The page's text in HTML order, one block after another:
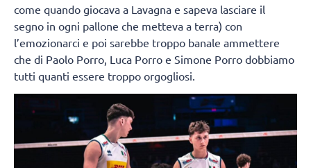
come quando giocava a Lavagna e sapeva lasciare il
segno in ogni pallone che metteva a terra) con
l’emozionarci e poi sarebbe troppo banale ammettere
che di Paolo Porro, Luca Porro e Simone Porro dobbiamo
tutti quanti essere troppo orgogliosi.